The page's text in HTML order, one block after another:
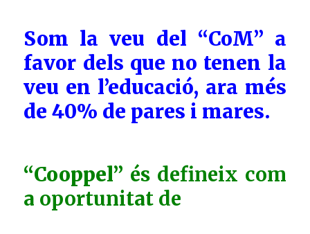
Som la veu del “CoM” a
favor dels que no tenen la
veu en l’educació, ara més
de 40% de pares i mares.
“Cooppel” és defineix com
a oportunitat de